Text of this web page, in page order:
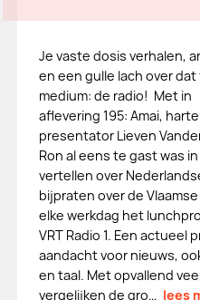
Je vaste dosis verhalen,
en een gulle lach over dat
medium: de radio! Met in
aflevering 195: Amai,
presentator Lieven
Ron al eens te gast was
vertellen over
bijpraten over de
elke werkdag het
VRT Radio 1. Een actueel
aandacht voor nieuws,
en taal. Met opvallend
vergelijken de gro… lees